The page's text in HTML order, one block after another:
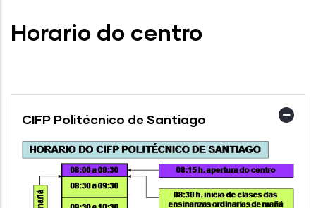
Horario do centro
CIFP Politécnico de Santiago